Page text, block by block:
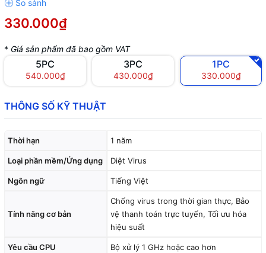
330.000₫
* Giá sản phẩm đã bao gồm VAT
5PC
540.000₫
3PC
430.000₫
1PC
330.000₫
THÔNG SỐ KỸ THUẬT
Thời hạn 1 năm
Loại phần mềm/Ứng dụng Diệt Virus
Ngôn ngữ Tiếng Việt
Tính năng cơ bản
Chống virus trong thời gian thực, Bảo
vệ thanh toán trực tuyến, Tối ưu hóa
hiệu suất
Yêu cầu CPU Bộ xử lý 1 GHz hoặc cao hơn